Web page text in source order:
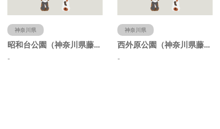
神奈川県
昭和台公園（神奈川県藤沢市）
-
神奈川県
西外原公園（神奈川県藤沢市）
-